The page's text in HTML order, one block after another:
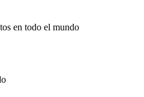
en todo el mundo